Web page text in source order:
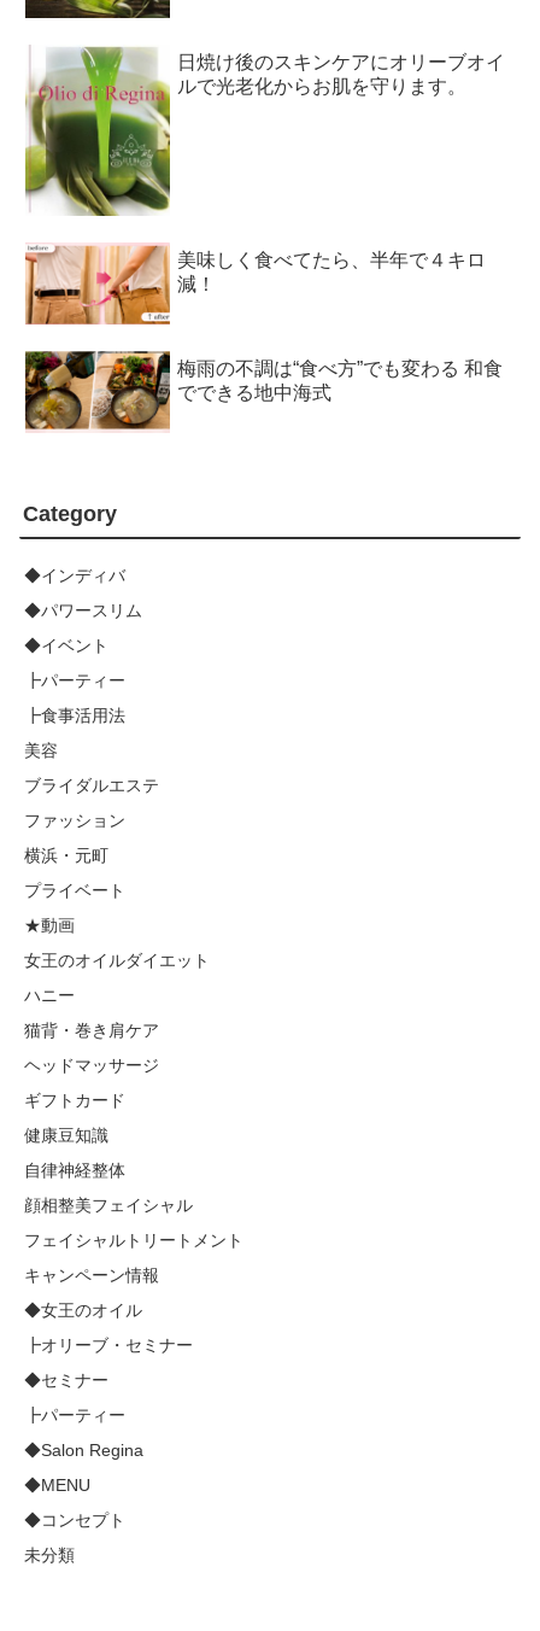
日焼け後のスキンケアにオリーブオイ
ルで光老化からお肌を守ります。
美味しく食べてたら、半年で４キロ
減！
梅雨の不調は“食べ方”でも変わる 和食
でできる地中海式
Category
◆インディバ
◆パワースリム
◆イベント
┣パーティー
┣食事活用法
美容
ブライダルエステ
ファッション
横浜・元町
プライベート
★動画
女王のオイルダイエット
ハニー
猫背・巻き肩ケア
ヘッドマッサージ
ギフトカード
健康豆知識
自律神経整体
顔相整美フェイシャル
フェイシャルトリートメント
キャンペーン情報
◆女王のオイル
┣オリーブ・セミナー
◆セミナー
┣パーティー
◆Salon Regina
◆MENU
◆コンセプト
未分類